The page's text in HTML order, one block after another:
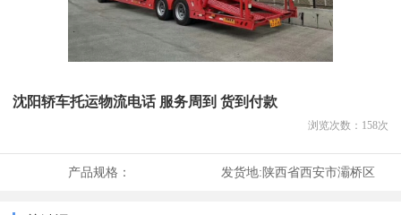
沈阳轿车托运物流电话 服务周到 货到付款
浏览次数： 158次
产品规格： 发货地:陕西省西安市灞桥区